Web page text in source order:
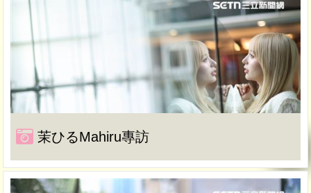
茉ひるMahiru專訪